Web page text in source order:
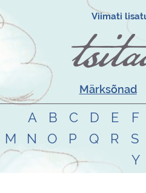
Viimati
Märksõnad
A B C D E F
M
N O P Q R S
Y